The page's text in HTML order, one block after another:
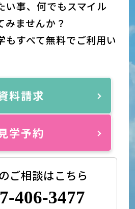
い事、何でもスマイル
みませんか？
もすべて無料でご利用い
料請求
学予約
ご相談はこちら
406-3477